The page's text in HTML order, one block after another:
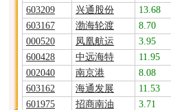
603209
兴通股份 13.68
603167
渤海轮渡 8.70
000520
凤凰航运 3.95
600428
中远海特 11.95
002040
南京港 8.08
603162
海通发展 11.53
601975
招商南油 3.71